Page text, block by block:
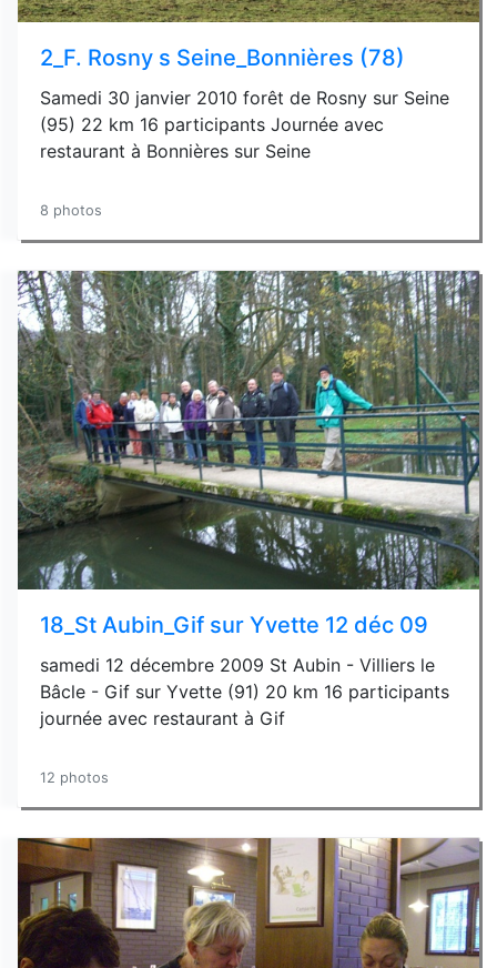
2_F. Rosny s Seine_Bonnières (78)
Samedi 30 janvier 2010 forêt de Rosny sur Seine
(95) 22 km 16 participants Journée avec
restaurant à Bonnières sur Seine
8 photos
18_St Aubin_Gif sur Yvette 12 déc 09
samedi 12 décembre 2009 St Aubin - Villiers le
Bâcle - Gif sur Yvette (91) 20 km 16 participants
journée avec restaurant à Gif
12 photos